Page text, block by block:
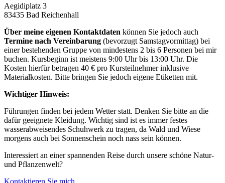
Aegidiplatz 3
83435 Bad Reichenhall
Über meine eigenen Kontaktdaten können Sie jedoch auch
Termine nach Vereinbarung (bevorzugt Samstagvormittag) bei
einer bestehenden Gruppe von mindestens 2 bis 6 Personen bei mir
buchen. Kursbeginn ist meistens 9:00 Uhr bis 13:00 Uhr. Die
Kosten hierfür betragen 40 € pro Kursteilnehmer inklusive
Materialkosten. Bitte bringen Sie jedoch eigene Etiketten mit.
Wichtiger Hinweis:
Führungen finden bei jedem Wetter statt. Denken Sie bitte an die
dafür geeignete Kleidung. Wichtig sind ist es immer festes
wasserabweisendes Schuhwerk zu tragen, da Wald und Wiese
morgens auch bei Sonnenschein noch nass sein können.
Interessiert an einer spannenden Reise durch unsere schöne Natur-
und Pflanzenwelt?